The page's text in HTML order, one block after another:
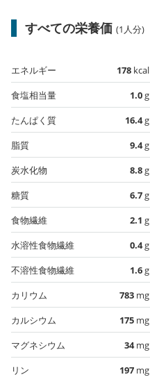
すべての栄養価 (1人分)
エネルギー 178 kcal
食塩相当量
1.0g
たんぱく質
16.4g
脂質
9.4g
炭水化物
8.8g
糖質
6.7g
食物繊維
2.1 g
水溶性食物繊維
0.4g
不溶性食物繊維
1.6g
カリウム
783 mg
カルシウム
175 mg
マグネシウム
34mg
リン
197 mg